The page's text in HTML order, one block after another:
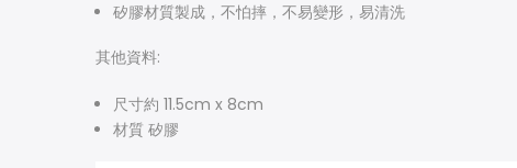
矽膠材質製成，不怕摔，不易變形，易清洗
其他資料:
尺寸約 11.5cm x 8cm
材質 矽膠